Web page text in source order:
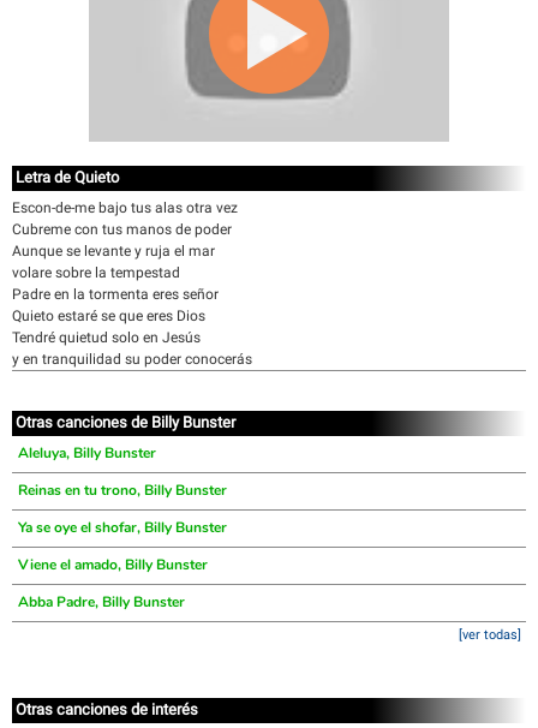
Letra de Quieto
Escon-de-me bajo tus alas otra vez
Cubreme con tus manos de poder
Aunque se levante y ruja el mar
volare sobre la tempestad
Padre en la tormenta eres señor
Quieto estaré se que eres Dios
Tendré quietud solo en Jesús
y en tranquilidad su poder conocerás
Otras canciones de Billy Bunster
Aleluya, Billy Bunster
Reinas en tu trono, Billy Bunster
Ya se oye el shofar, Billy Bunster
Viene el amado, Billy Bunster
Abba Padre, Billy Bunster
[ver todas]
Otras canciones de interés